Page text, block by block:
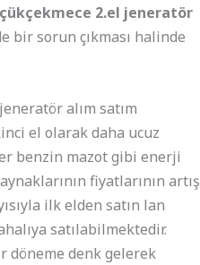
2.el jeneratör
sorun çıkması halinde
alım satım
el olarak daha ucuz
benzin mazot gibi enerji
fiyatlarının artış
ilk elden satın lan
satılabilmektedir.
döneme denk gelerek